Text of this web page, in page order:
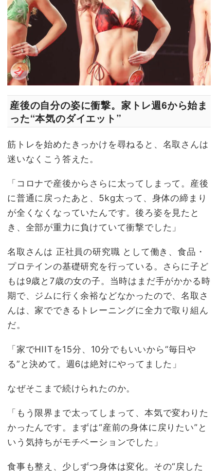
産後の自分の姿に衝撃。家トレ週6から始ま
った“本気のダイエット”
筋トレを始めたきっかけを尋ねると、名取さんは
迷いなくこう答えた。
「コロナで産後からさらに太ってしまって。産後
に普通に戻ったあと、5kg太って、身体の締まり
が全くなくなっていたんです。後ろ姿を見たと
き、全部が重力に負けていて衝撃でした」
名取さんは 正社員の研究職 として働き、食品・
プロテインの基礎研究を行っている。さらに子ど
もは9歳と7歳の女の子。当時はまだ手がかかる時
期で、ジムに行く余裕などなかったので、名取さ
んは、家でできるトレーニングに全力で取り組ん
だ。
「家でHIITを15分、10分でもいいから“毎日や
る”と決めて。週6は絶対にやってました」
なぜそこまで続けられたのか。
「もう限界まで太ってしまって、本気で変わりた
かったんです。まずは“産前の身体に戻りたい”と
いう気持ちがモチベーションでした」
食事も整え、少しずつ身体は変化。その“戻した